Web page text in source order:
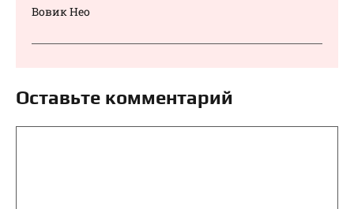
Вовик Нео
Оставьте комментарий